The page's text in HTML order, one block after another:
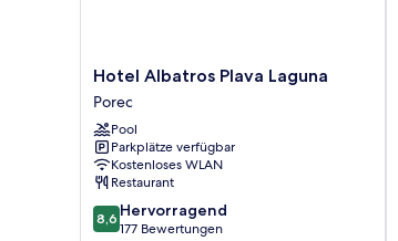
Hotel
Albatros
Plava
Laguna
Porec
Hotel Albatros Plava Laguna
Porec
Pool
Parkplätze verfügbar
Kostenloses WLAN
Restaurant
8.6
von
8,6 Hervorragend
177 Bewertungen